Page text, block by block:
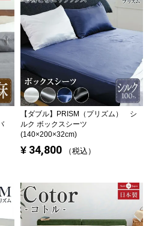
【ダブル】 PRISM（プリズム） シ
ルク ボックスシーツ
(140×200×32cm)
¥ 34,800 税込